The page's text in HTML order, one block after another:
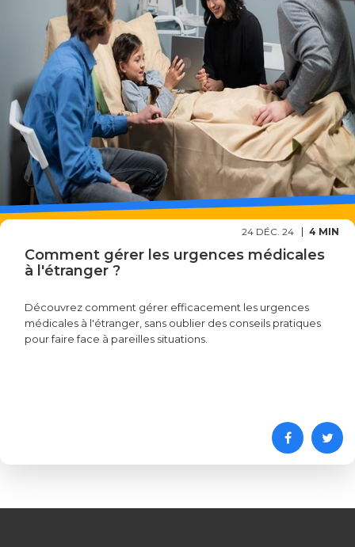
24 DÉC. 24 4 MIN
Comment gérer les urgences médicales
à l'étranger ?
Découvrez comment gérer efficacement les urgences
médicales à l'étranger, sans oublier des conseils pratiques
pour faire face à pareilles situations.